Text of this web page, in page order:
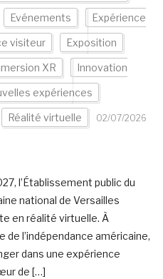
Evénements Expérience
visiteur Exposition
XR Innovation
expériences
Réalité virtuelle
02/07/2026
l’Établissement public du
national de Versailles
en réalité virtuelle. À
de l’indépendance américaine,
dans une expérience
de […]